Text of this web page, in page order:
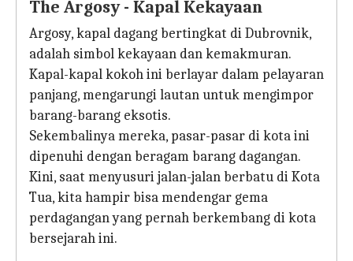
The Argosy - Kapal Kekayaan
Argosy, kapal dagang bertingkat di Dubrovnik,
adalah simbol kekayaan dan kemakmuran.
Kapal-kapal kokoh ini berlayar dalam pelayaran
panjang, mengarungi lautan untuk mengimpor
barang-barang eksotis.
Sekembalinya mereka, pasar-pasar di kota ini
dipenuhi dengan beragam barang dagangan.
Kini, saat menyusuri jalan-jalan berbatu di Kota
Tua, kita hampir bisa mendengar gema
perdagangan yang pernah berkembang di kota
bersejarah ini.